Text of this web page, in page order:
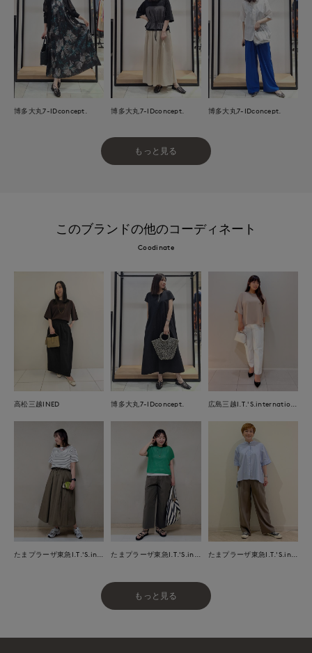
博多大丸7-IDconcept. 博多大丸7-IDconcept. 博多大丸7-IDconcept.
もっと見る
このブランドの他のコーディネート
Coodinate
高松三越INED 博多大丸7-IDconcept.
もっと見る